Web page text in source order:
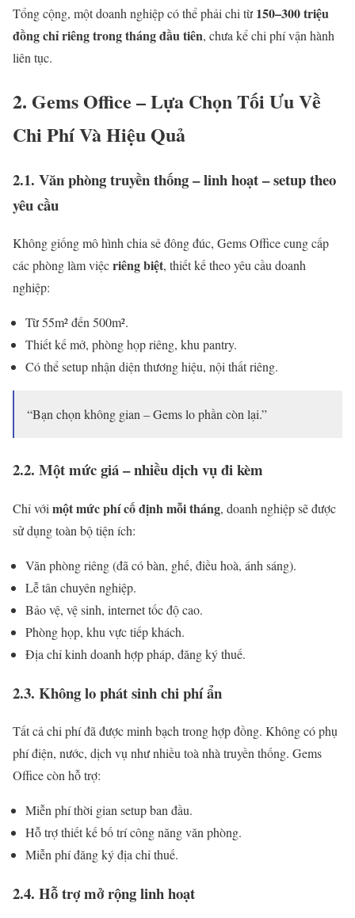
Tổng cộng, một doanh nghiệp có thể phải chi từ 150–300 triệu
đồng chỉ riêng trong tháng đầu tiên, chưa kể chi phí vận hành
liên tục.
2. Gems Office – Lựa Chọn Tối Ưu Về
Chi Phí Và Hiệu Quả
2.1. Văn phòng truyền thống – linh hoạt – setup theo
yêu cầu
Không giống mô hình chia sẻ đông đúc, Gems Office cung cấp
các phòng làm việcriêng biệt, thiết kế theo yêu cầu doanh
nghiệp:
Từ 55m² đến 500m².
Thiết kế mở, phòng họp riêng, khu pantry.
Có thể setup nhận diện thương hiệu, nội thất riêng.
“Bạn chọn không gian – Gems lo phần còn lại.”
2.2. Một mức giá – nhiều dịch vụ đi kèm
Chỉ với một mức phí cố định mỗi tháng, doanh nghiệp sẽ được
sử dụng toàn bộ tiện ích:
Văn phòng riêng (đã có bàn, ghế, điều hoà, ánh sáng).
Lễ tân chuyên nghiệp.
Bảo vệ, vệ sinh, internet tốc độ cao.
Phòng họp, khu vực tiếp khách.
Địa chỉ kinh doanh hợp pháp, đăng ký thuế.
2.3. Không lo phát sinh chi phí ẩn
Tất cả chi phí đã được minh bạch trong hợp đồng. Không có phụ
phí điện, nước, dịch vụ như nhiều toà nhà truyền thống. Gems
Office còn hỗ trợ:
Miễn phí thời gian setup ban đầu.
Hỗ trợ thiết kế bố trí công năng văn phòng.
Miễn phí đăng ký địa chỉ thuế.
2.4. Hỗ trợ mở rộng linh hoạt